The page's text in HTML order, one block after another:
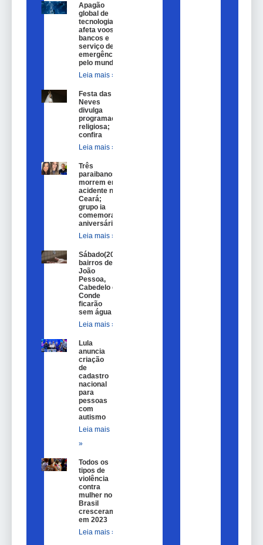
Apagão
global de
tecnologia
afeta voos,
bancos e
serviço de
emergência
pelo mundo
Leia mais »
Festa das
Neves
divulga
programação
religiosa;
confira
Leia mais »
Três
paraibanos
morrem em
acidente no
Ceará;
grupo ia
comemorar
aniversário
Leia mais »
Sábado(20)
bairros de
João
Pessoa,
Cabedelo e
Conde
ficarão
sem água
Leia mais »
Lula
anuncia
criação
de
cadastro
nacional
para
pessoas
com
autismo
Leia mais
»
Todos os
tipos de
violência
contra
mulher no
Brasil
cresceram
em 2023
Leia mais »